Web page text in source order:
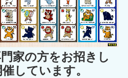
家の方をお招きし
しています。